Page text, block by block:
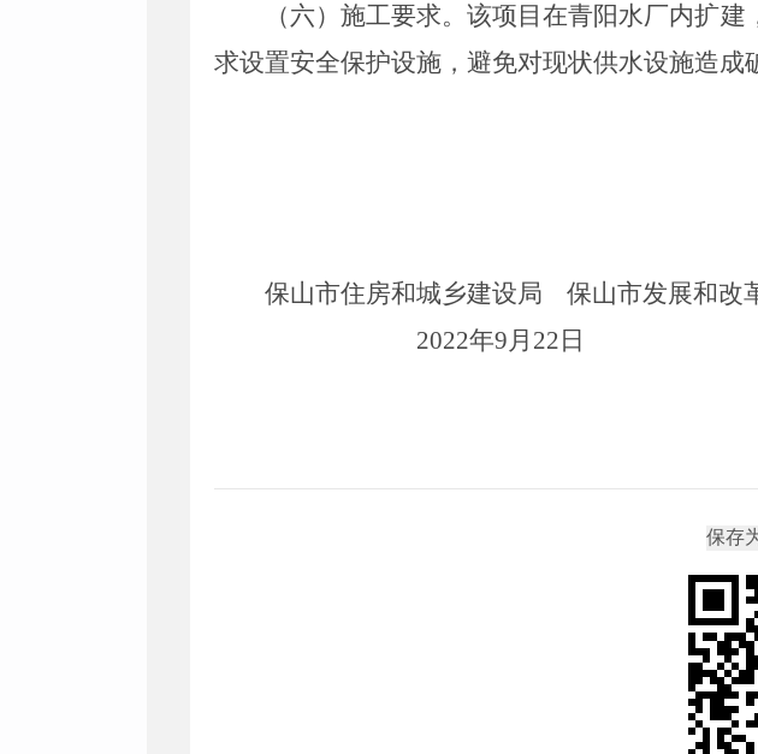
（六）施工要求。该项目在青阳水厂内扩建
求设置安全保护设施，避免对现状供水设施造成
保山市住房和城乡建设局
保山市发展和改
2022年9月 22 日